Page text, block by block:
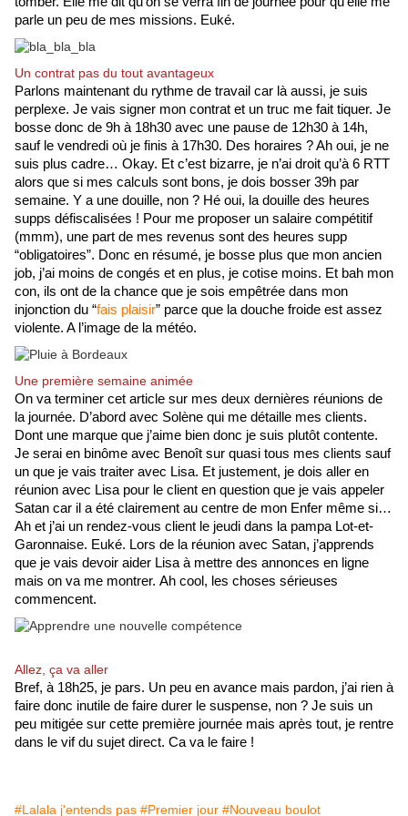
parle un peu de mes missions. Euké.
Un contrat pas du tout avantageux
Parlons maintenant du rythme de travail car là aussi, je suis
perplexe. Je vais signer mon contrat et un truc me fait tiquer. Je
bosse donc de 9h à 18h30 avec une pause de 12h30 à 14h,
sauf le vendredi où je finis à 17h30. Des horaires ? Ah oui, je ne
suis plus cadre… Okay. Et c’est bizarre, je n’ai droit qu’à 6 RTT
alors que si mes calculs sont bons, je dois bosser 39h par
semaine. Y a une douille, non ? Hé oui, la douille des heures
supps défiscalisées ! Pour me proposer un salaire compétitif
(mmm), une part de mes revenus sont des heures supp
“obligatoires”. Donc en résumé, je bosse plus que mon ancien
job, j’ai moins de congés et en plus, je cotise moins. Et bah mon
con, ils ont de la chance que je sois empêtrée dans mon
injonction du “fais plaisir” parce que la douche froide est assez
violente. A l’image de la météo.
Une première semaine animée
On va terminer cet article sur mes deux dernières réunions de
la journée. D’abord avec Solène qui me détaille mes clients.
Dont une marque que j’aime bien donc je suis plutôt contente.
Je serai en binôme avec Benoît sur quasi tous mes clients sauf
un que je vais traiter avec Lisa. Et justement, je dois aller en
réunion avec Lisa pour le client en question que je vais appeler
Satan car il a été clairement au centre de mon Enfer même si…
Ah et j’ai un rendez-vous client le jeudi dans la pampa Lot-et-
Garonnaise. Euké. Lors de la réunion avec Satan, j’apprends
que je vais devoir aider Lisa à mettre des annonces en ligne
mais on va me montrer. Ah cool, les choses sérieuses
commencent.
Allez, ça va aller
Bref, à 18h25, je pars. Un peu en avance mais pardon, j’ai rien à
faire donc inutile de faire durer le suspense, non ? Je suis un
peu mitigée sur cette première journée mais après tout, je rentre
dans le vif du sujet direct. Ca va le faire !
#Lalala j'entends pas #Premier jour #Nouveau boulot